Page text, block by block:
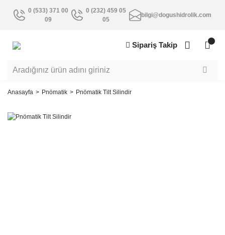
0 (533) 371 00
09
0 (232) 459 05
05
bilgi@dogushidrolik.com
Sipariş Takip
Anasayfa Pnömatik Pnömatik Tilt Silindir